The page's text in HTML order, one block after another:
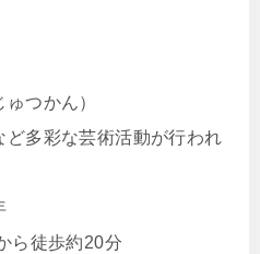
つかん）
多彩な芸術活動が行われ
ら徒歩約20分